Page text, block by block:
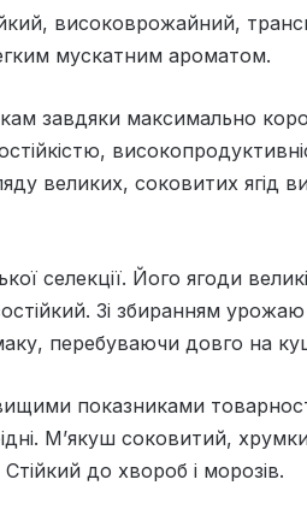
високоврожайний,
мускатним ароматом.
завдяки максимально
великих, соковитих ягід
селекції. Його ягоди
Зі збиранням
перебуваючи довго на
показниками
М’якуш соковитий,
до хвороб і морозів.